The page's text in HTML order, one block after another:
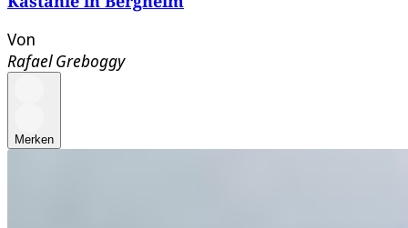
Von
Rafael Greboggy
Merken